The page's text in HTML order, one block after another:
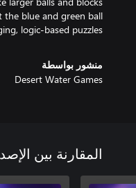
logic-based puzzles.
منشور بواسطة
Desert Water Games
المقارنة بين